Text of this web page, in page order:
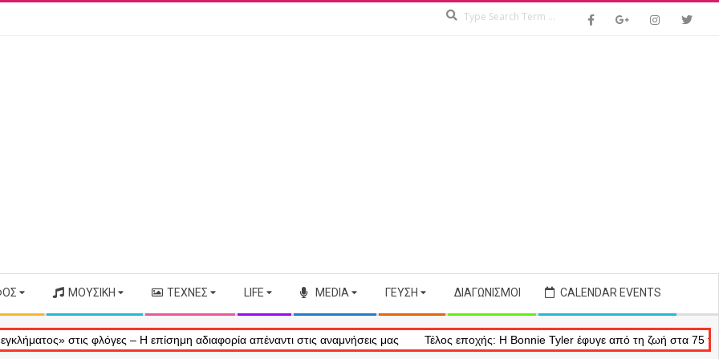
ΜΟΥΣΙΚΉ ΤΈΧΝΕΣ LIFE MEDIA ΓΕΎΣΗ ΔΙΑΓΩΝΙΣΜΟΊ CALENDAR EVENTS
στις φλόγες – Η επίσημη αδιαφορία απέναντι στις αναμνήσεις μας Τέλος εποχής: Η Bonnie Tyler έφυγε από τη ζωή στα 75 της